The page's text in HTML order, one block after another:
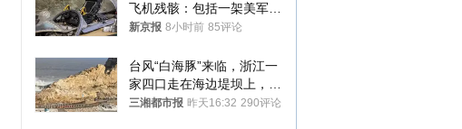
飞机残骸：包括一架美军F-
15战斗机残骸以及多架无人
新京报 8小时前 85评论
台风“白海豚”来临，浙江一
家四口走在海边堤坝上，其
中9岁男孩被巨浪卷入海
三湘都市报 昨天16:32 290评论